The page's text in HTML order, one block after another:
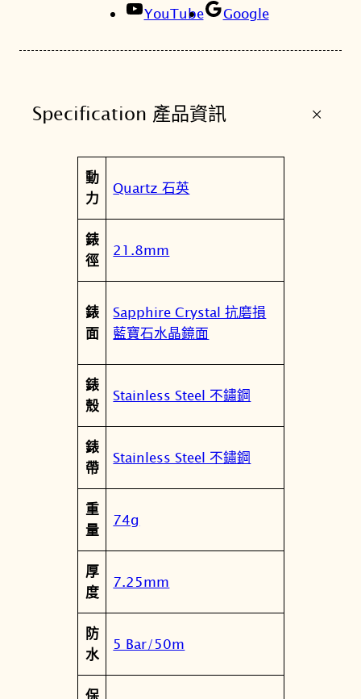
裝
錶
6
.
1
0
1
1
0
4
3
0
數
YouTube
Google
Specification 產品資訊 +
屬
性
值
動
力
Quartz 石英
錶
徑
21.8mm
錶
面
Sapphire Crystal 抗磨損
藍寶石水晶鏡面
錶
殼
Stainless Steel 不鏽鋼
錶
帶
Stainless Steel 不鏽鋼
重
量
74g
厚
度
7.25mm
防
水
5 Bar/50m
保